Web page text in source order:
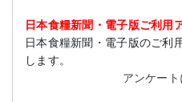
日本食糧新聞・電子版ご利用
日本食糧新聞・電子版のご利
します。
アンケー